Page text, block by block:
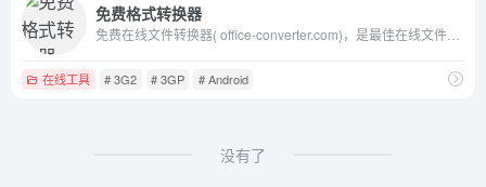
免费格式转换器
在线工具 # 3G2 # 3GP # Android
没有了